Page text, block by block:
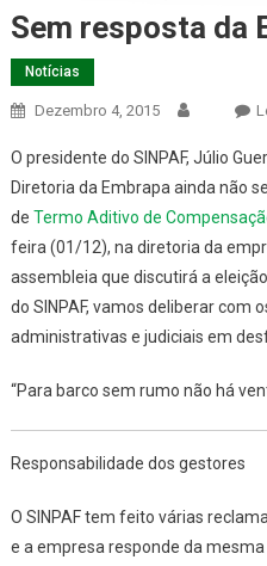
Sem resposta da
Notícias
Dezembro 4, 2015
O presidente do SINPAF, Júlio
Diretoria da Embrapa ainda não
de Termo Aditivo de
feira (01/12), na diretoria da
assembleia que discutirá a
do SINPAF, vamos deliberar com
administrativas e judiciais em
“Para barco sem rumo não há
Responsabilidade dos gestores
O SINPAF tem feito várias
e a empresa responde da